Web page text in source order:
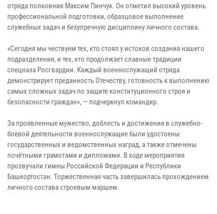
отряда полковник Максим Пинчук. Он отметил высокий уровень
профессиональной подготовки, образцовое выполнение
служебных задач и безупречную дисциплину личного состава.
«Сегодня мы чествуем тех, кто стоял у истоков создания нашего
подразделения, и тех, кто продолжает славные традиции
спецназа Росгвардии. Каждый военнослужащий отряда
демонстрирует преданность Отечеству, готовность к выполнению
самых сложных задач по защите конституционного строя и
безопасности граждан», — подчеркнул командир.
За проявленные мужество, доблесть и достижения в служебно-
боевой деятельности военнослужащие были удостоены
государственных и ведомственных наград, а также отмечены
почётными грамотами и дипломами. В ходе мероприятия
прозвучали гимны Российской Федерации и Республики
Башкортостан. Торжественная часть завершилась прохождением
личного состава строевым маршем.